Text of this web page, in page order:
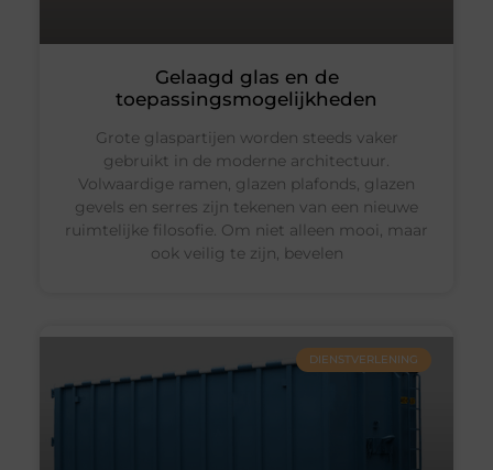
Gelaagd glas en de
toepassingsmogelijkheden
Grote glaspartijen worden steeds vaker
gebruikt in de moderne architectuur.
Volwaardige ramen, glazen plafonds, glazen
gevels en serres zijn tekenen van een nieuwe
ruimtelijke filosofie. Om niet alleen mooi, maar
ook veilig te zijn, bevelen
DIENSTVERLENING